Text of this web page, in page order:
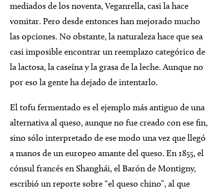
mediados de los noventa, Veganrella, casi la hace
vomitar. Pero desde entonces han mejorado mucho
las opciones. No obstante, la naturaleza hace que sea
casi imposible encontrar un reemplazo categórico de
la lactosa, la caseína y la grasa de la leche. Aunque no
por eso la gente ha dejado de intentarlo.
El tofu fermentado es el ejemplo más antiguo de una
alternativa al queso, aunque no fue creado con ese fin,
sino sólo interpretado de ese modo una vez que llegó
a manos de un europeo amante del queso. En 1855, el
cónsul francés en Shanghái, el Barón de Montigny,
escribió un reporte sobre “el queso chino”, al que